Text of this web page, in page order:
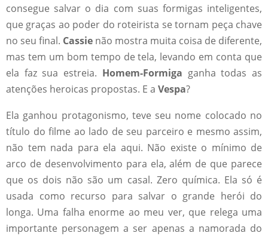
consegue salvar o dia com suas formigas inteligentes,
que graças ao poder do roteirista se tornam peça chave
no seu final. Cassie não mostra muita coisa de diferente,
mas tem um bom tempo de tela, levando em conta que
ela faz sua estreia. Homem-Formiga ganha todas as
atenções heroicas propostas. E a Vespa?
Ela ganhou protagonismo, teve seu nome colocado no
título do filme ao lado de seu parceiro e mesmo assim,
não tem nada para ela aqui. Não existe o mínimo de
arco de desenvolvimento para ela, além de que parece
que os dois não são um casal. Zero química. Ela só é
usada como recurso para salvar o grande herói do
longa. Uma falha enorme ao meu ver, que relega uma
importante personagem a ser apenas a namorada do